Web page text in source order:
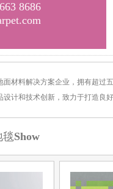
8686
面材料解决方案企业，拥有超过
设计和技术创新，致力于打造良
Show